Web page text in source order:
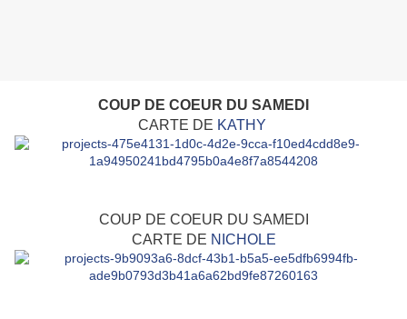
COUP DE COEUR DU SAMEDI
CARTE DE KATHY
COUP DE COEUR DU SAMEDI
CARTE DE NICHOLE